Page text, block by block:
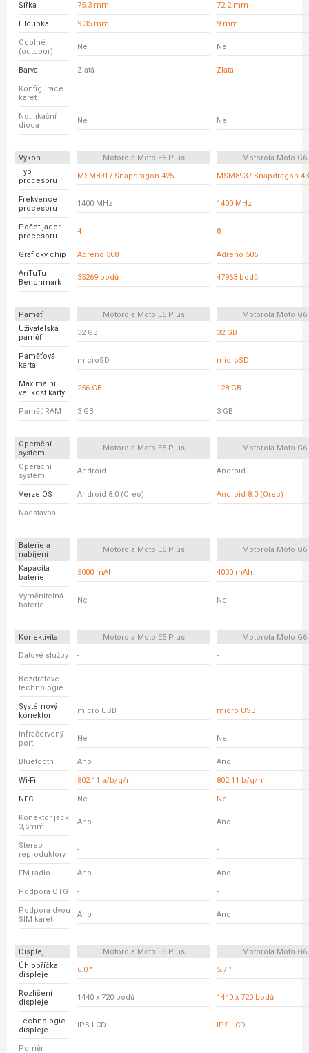
Šířka 75.3 mm 72.2 mm
Hloubka 9.35 mm 9 mm
Odolné
(outdoor)
Ne Ne
Barva Zlatá Zlatá
Konfigurace
karet
- -
Notifikační
dioda
Ne Ne
Výkon Motorola Moto E5 Plus
Motorola Moto G6
Typ
procesoru
MSM8917 Snapdragon 425 MSM8937 Snapdragon
Frekvence
procesoru
1400 MHz 1400 MHz
Počet jader
procesoru
4 8
Grafický chip Adreno 308 Adreno 505
AnTuTu
Benchmark
35269 bodů 47963 bodů
Paměť Motorola Moto E5 Plus
Motorola Moto G6
Uživatelská
paměť
32 GB 32 GB
Paměťová
karta
microSD microSD
Maximální
velikost karty
256 GB 128 GB
Paměť RAM 3 GB 3 GB
Operační
systém
Motorola Moto E5 Plus Motorola Moto G6
Operační
systém
Android Android
Verze OS Android 8.0 (Oreo) Android 8.0 (Oreo)
Nadstavba - -
Baterie a
nabíjení
Motorola Moto E5 Plus Motorola Moto G6
Kapacita
baterie
5000 mAh 4000 mAh
Vyměnitelná
baterie
Ne Ne
Konektivita Motorola Moto E5 Plus
Motorola Moto G6
Datové služby
- -
Bezdrátové
technologie
- -
Systémový
konektor
micro USB micro USB
Infračervený
port
Ne Ne
Bluetooth Ano Ano
Wi-Fi 802.11 a/b/g/n 802.11 b/g/n
NFC Ne Ne
Konektor jack
3,5mm
Ano Ano
Stereo
reproduktory
- -
FM rádio Ano Ano
Podpora OTG - -
Podpora dvou
SIM karet
Ano Ano
Displej Motorola Moto E5 Plus
Motorola Moto G6
Úhlopříčka
displeje
6.0 " 5.7 "
Rozlišení
displeje
1440 x 720 bodů 1440 x 720 bodů
Technologie
displeje
IPS LCD IPS LCD
Poměr